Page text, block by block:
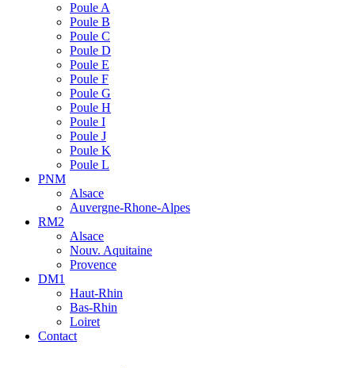
Poule A
Poule B
Poule C
Poule D
Poule E
Poule F
Poule G
Poule H
Poule I
Poule J
Poule K
Poule L
PNM
Alsace
Auvergne-Rhone-Alpes
RM2
Alsace
Nouv. Aquitaine
Provence
DM1
Haut-Rhin
Bas-Rhin
Loiret
Contact